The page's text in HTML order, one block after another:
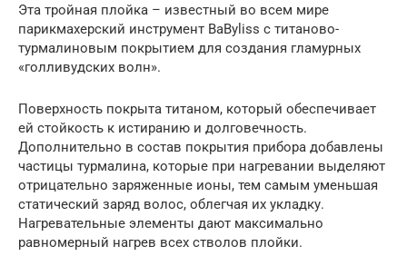
Эта тройная плойка – известный во всем мире
парикмахерский инструмент BaByliss с титаново-
турмалиновым покрытием для создания гламурных
«голливудских волн».
Поверхность покрыта титаном, который обеспечивает
ей стойкость к истиранию и долговечность.
Дополнительно в состав покрытия прибора добавлены
частицы турмалина, которые при нагревании выделяют
отрицательно заряженные ионы, тем самым уменьшая
статический заряд волос, облегчая их укладку.
Нагревательные элементы дают максимально
равномерный нагрев всех стволов плойки.